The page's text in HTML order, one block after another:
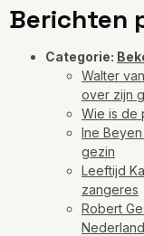
Berichten
Categorie:
Walter
over zijn
Wie is de
Ine
gezin
Leeftijd
zangeres
Robert